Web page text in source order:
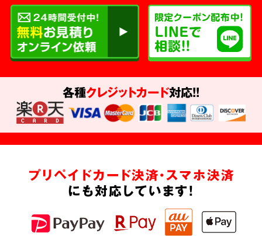
各種クレジットカード対応!!
プリペイドカード決済・スマホ決済
にも対応しています!